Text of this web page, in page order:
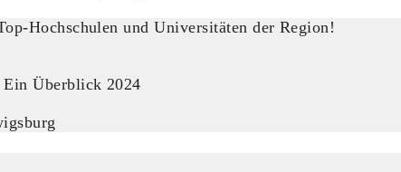
Hochschulen und Universitäten der Region!
Überblick 2024